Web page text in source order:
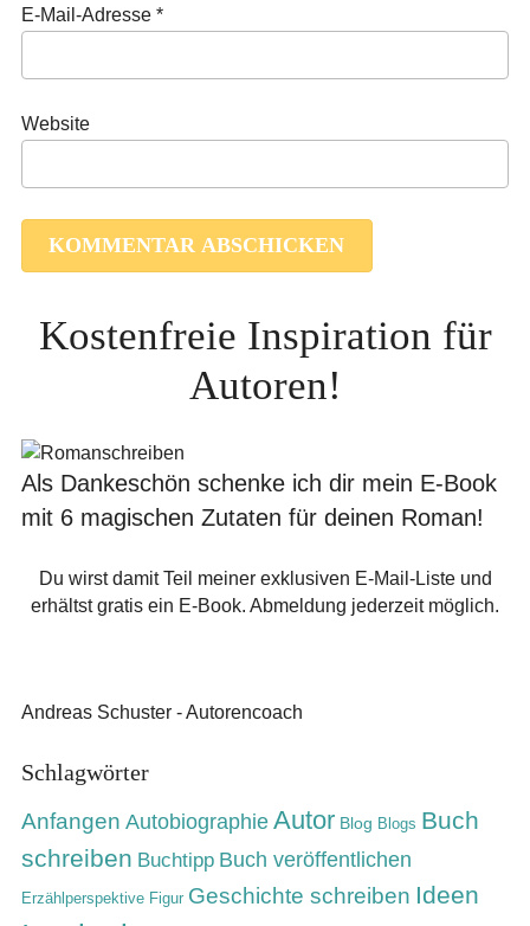
E-Mail-Adresse *
Website
Kostenfreie Inspiration für
Autoren!
Als Dankeschön schenke ich dir mein E-Book
mit 6 magischen Zutaten für deinen Roman!
Du wirst damit Teil meiner exklusiven E-Mail-Liste und
erhältst gratis ein E-Book. Abmeldung jederzeit möglich.
Andreas Schuster - Autorencoach
Schlagwörter
Anfangen Autobiographie Autor Blog Blogs Buch
schreiben Buchtipp Buch veröffentlichen
Erzählperspektive Figur Geschichte schreiben Ideen